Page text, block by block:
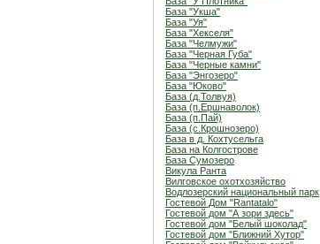
База "Укша"
База "Уя"
База "Хекселя"
База "Челмужи"
База "Черная Губа"
База "Черные камни"
База "Энгозеро"
База "Юково"
База (д.Толвуя)
База (п.Ершнаволок)
База (п.Пай)
База (с.Крошнозеро)
База в д. Кохтусельга
База на Колгострове
База Сумозеро
Викула Ранта
Вилговское охотхозяйство
Водлозерский национальный парк
Гостевой Дом "Rantatalo"
Гостевой дом "А зори здесь"
Гостевой дом "Белый шоколад"
Гостевой дом "Ближний Хутор"